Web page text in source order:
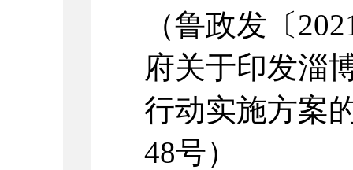
（鲁政发〔
府关于印发淄
行动实施方案
48号）